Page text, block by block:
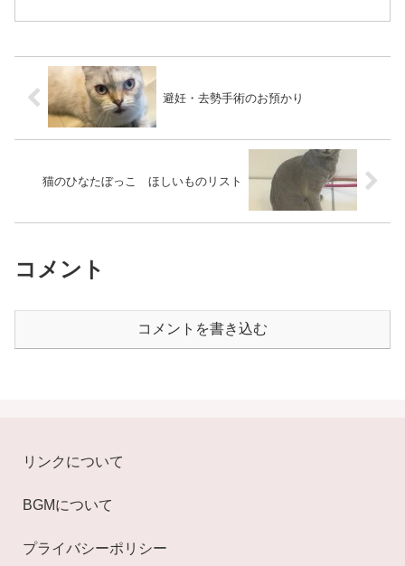
避妊・去勢手術のお預かり
猫のひなたぼっこ ほしいものリスト
コメント
コメントを書き込む
リンクについて
BGMについて
プライバシーポリシー